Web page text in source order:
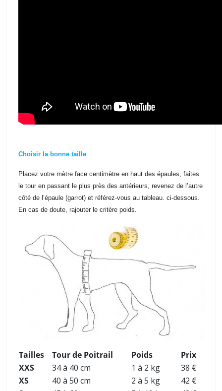
Choisir la bonne taille
Placez votre mètre face centimètre en haut des épaules, faites
le tour en passant le plus près des antérieurs, revenez de l’autre
côté de l’épaule (garrot) et référez-vous au tableau. ci-dessous.
En cas de doute, rajouter le critère poids.
Tailles Tour de Poitrail Poids
Prix
XXS
34 à 40 cm 1 à 2 kg
38 €
XS
40 à 50 cm 2 à 5 kg
42 €